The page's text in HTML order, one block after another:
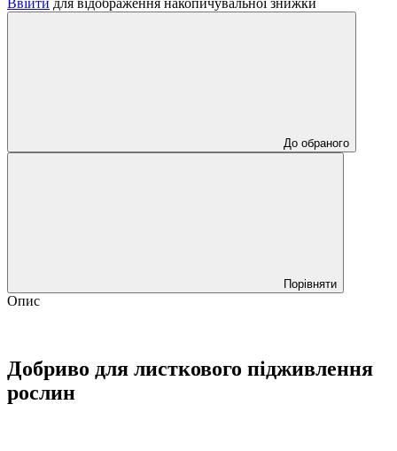
До обраного
Порівняти
Опис
Добриво для листкового підживлення
рослин